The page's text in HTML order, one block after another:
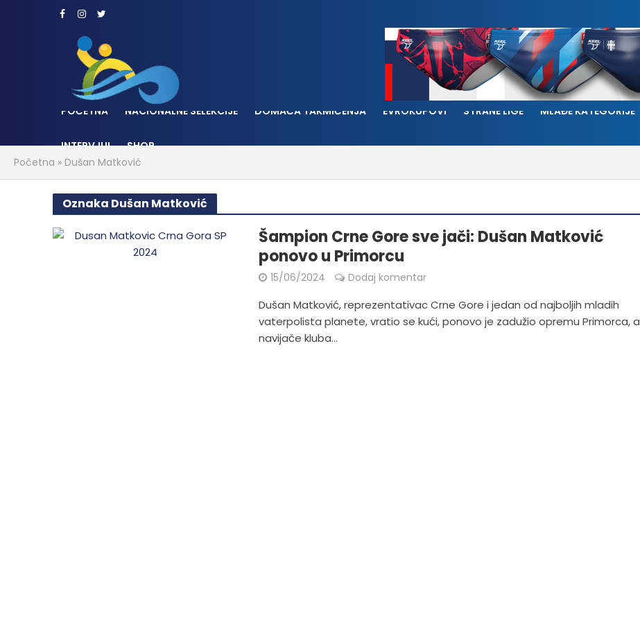
POČETNA NACIONALNE SELEKCIJE DOMAĆA TAKMIČENJA EVROKUPOVI STRANE LIGE MLAĐE KATEGORIJE
INTERVJUI
SHOP
Početna » Dušan Matković
Oznaka Dušan Matković
Šampion Crne Gore sve jači: Dušan Matković
ponovo u Primorcu
15/06/2024 Dodaj komentar
Dušan Matković, reprezentativac Crne Gore i jedan od najboljih mladih
vaterpolista planete, vratio se kući, ponovo je zadužio opremu Primorca, a
navijače kluba...